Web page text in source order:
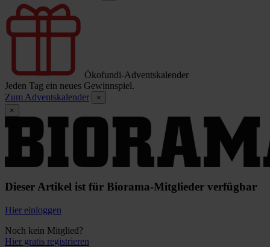
Ökofundi-Adventskalender
Jeden Tag ein neues Gewinnspiel.
Zum Adventskalender
×
×
Dieser Artikel ist für Biorama-Mitglieder verfügbar
Hier einloggen
Noch kein Mitglied?
Hier gratis registrieren